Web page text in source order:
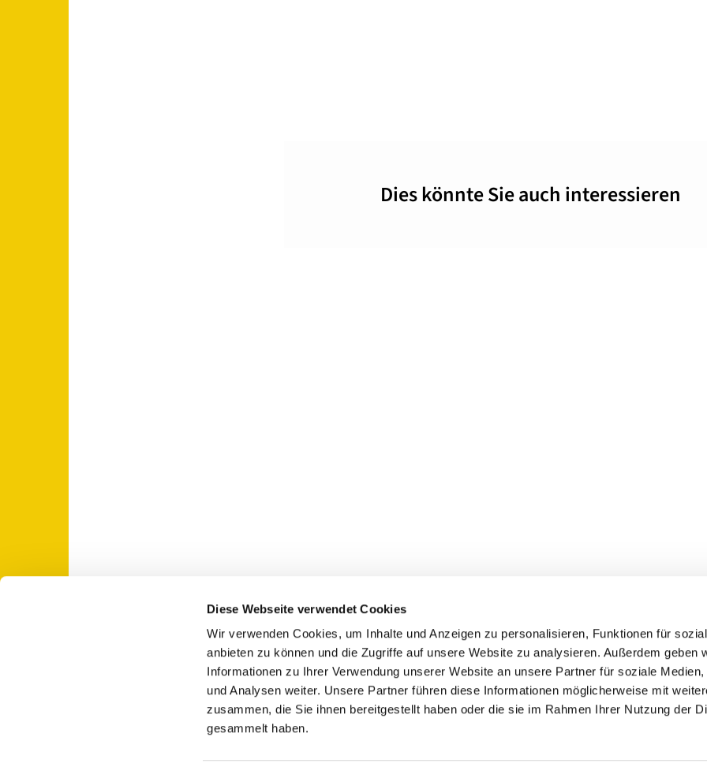
Diese Webseite verwendet Cookies
Wir verwenden Cookies, um Inhalte und Anzeigen zu personalisieren, Funktionen für
anbieten zu können und die Zugriffe auf unsere Website zu analysieren. Außerdem geben
Informationen zu Ihrer Verwendung unserer Website an unsere Partner für soziale Medien,
und Analysen weiter. Unsere Partner führen diese Informationen möglicherweise mit
zusammen, die Sie ihnen bereitgestellt haben oder die sie im Rahmen Ihrer Nutzung der
gesammelt haben.
Dies könnte Sie auch interessieren
St. Otto: Katholische Kirche Usedom-Anklam-Greifswald · Bahnhofstr. 15, 17489 Greifswald+49
Kontaktinformationen
Impressum
Hinweisgebersystem